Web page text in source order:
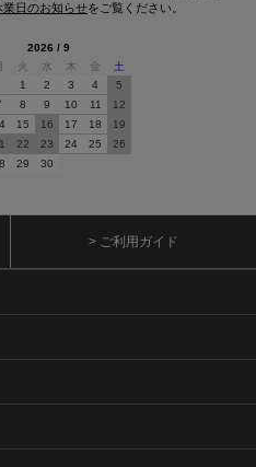
業日のお知らせをご覧ください。
2026 / 9
火 水 木 金
土
1
2 3 4
5
8 9 10 11
12
15 16 17 18
19
22 23 24 25
26
29 30
> ご利用ガイド